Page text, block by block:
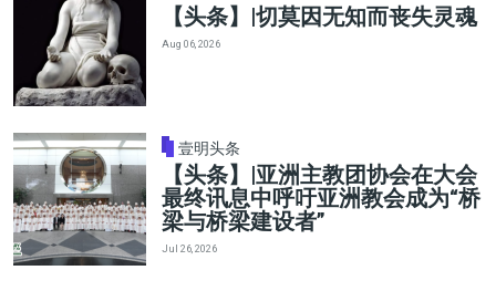
【头条】|切莫因无知而丧失灵魂
Aug 06, 2026
壹明头条
【头条】|亚洲主教团协会在大会
最终讯息中呼吁亚洲教会成为“桥
梁与桥梁建设者”
Jul 26, 2026